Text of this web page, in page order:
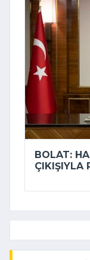
BOLAT:
ÇIKIŞIYLA